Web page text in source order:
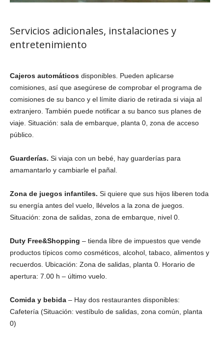
Servicios adicionales, instalaciones y
entretenimiento
Сajeros automáticos disponibles. Pueden aplicarse
comisiones, así que asegúrese de comprobar el programa de
comisiones de su banco y el límite diario de retirada si viaja al
extranjero. También puede notificar a su banco sus planes de
viaje. Situación: sala de embarque, planta 0, zona de acceso
público.
Guarderías. Si viaja con un bebé, hay guarderías para
amamantarlo y cambiarle el pañal.
Zona de juegos infantiles. Si quiere que sus hijos liberen toda
su energía antes del vuelo, llévelos a la zona de juegos.
Situación: zona de salidas, zona de embarque, nivel 0.
Duty Free&Shopping – tienda libre de impuestos que vende
productos típicos como cosméticos, alcohol, tabaco, alimentos y
recuerdos. Ubicación: Zona de salidas, planta 0. Horario de
apertura: 7.00 h – último vuelo.
Comida y bebida – Hay dos restaurantes disponibles:
Cafetería (Situación: vestíbulo de salidas, zona común, planta
0)